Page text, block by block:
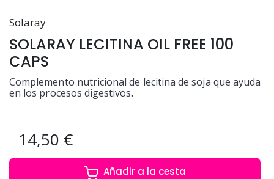
Solaray
SOLARAY LECITINA OIL FREE 100
CAPS
Complemento nutricional de lecitina de soja que ayuda
en los procesos digestivos.
14,50 €
Añadir a la cesta